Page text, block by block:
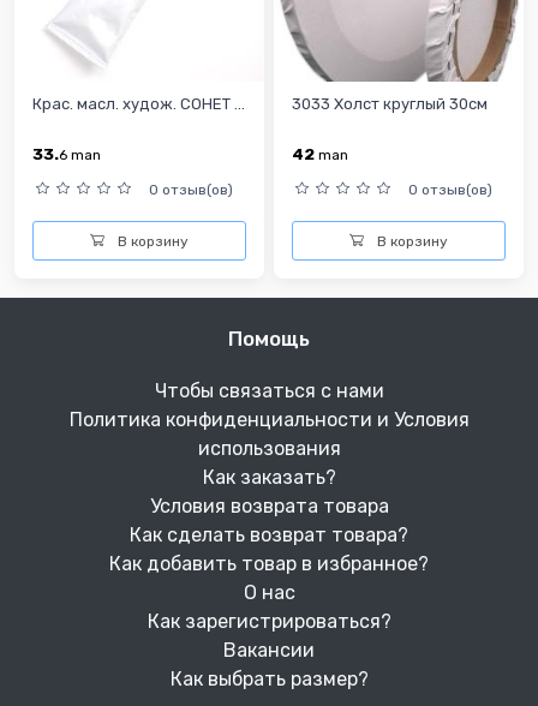
Крас. масл. худож. СОНЕТ ...
33.6 man
0 отзыв(ов)
В корзину
3033 Холст круглый 30см
42 man
0 отзыв(ов)
В корзину
Помощь
Чтобы связаться с нами
Политика конфиденциальности и Условия
использования
Как заказать?
Условия возврата товара
Как сделать возврат товара?
Как добавить товар в избранное?
О нас
Как зарегистрироваться?
Вакансии
Как выбрать размер?